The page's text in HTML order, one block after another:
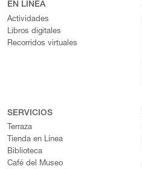
EN LÍNEA
Actividades
Libros digitales
Recorridos virtuales
SERVICIOS
Terraza
Tienda en Línea
Biblioteca
Café del Museo